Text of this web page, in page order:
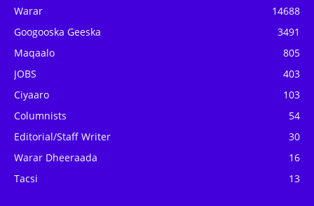
Warar
14688
Googooska Geeska
3491
Maqaalo
805
JOBS
403
Ciyaaro
103
Columnists
54
Editorial/Staff Writer
30
Warar Dheeraada
16
Tacsi
13